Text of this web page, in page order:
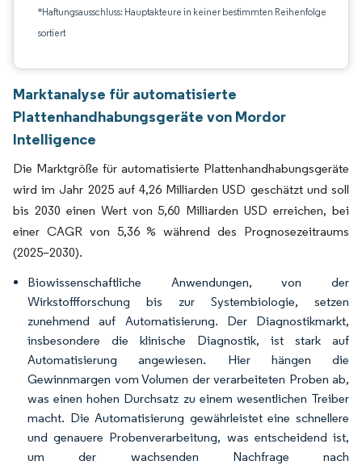
*Haftungsausschluss: Hauptakteure in keiner bestimmten Reihenfolge
sortiert
Marktanalyse für automatisierte
Plattenhandhabungsgeräte von Mordor
Intelligence
Die Marktgröße für automatisierte Plattenhandhabungsgeräte
wird im Jahr 2025 auf 4,26 Milliarden USD geschätzt und soll
bis 2030 einen Wert von 5,60 Milliarden USD erreichen, bei
einer CAGR von 5,36 % während des Prognosezeitraums
(2025–2030).
Biowissenschaftliche Anwendungen, von der
Wirkstoffforschung bis zur Systembiologie, setzen
zunehmend auf Automatisierung. Der Diagnostikmarkt,
insbesondere die klinische Diagnostik, ist stark auf
Automatisierung angewiesen. Hier hängen die
Gewinnmargen vom Volumen der verarbeiteten Proben ab,
was einen hohen Durchsatz zu einem wesentlichen Treiber
macht. Die Automatisierung gewährleistet eine schnellere
und genauere Probenverarbeitung, was entscheidend ist,
um der wachsenden Nachfrage nach